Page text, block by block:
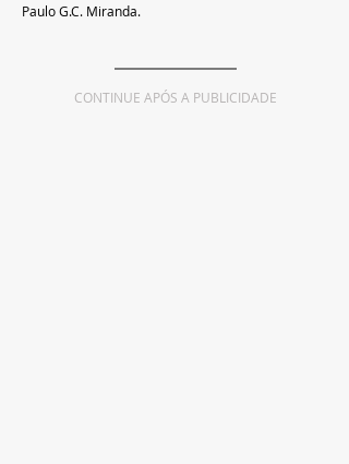
Paulo G.C. Miranda.
CONTINUE APÓS A PUBLICIDADE